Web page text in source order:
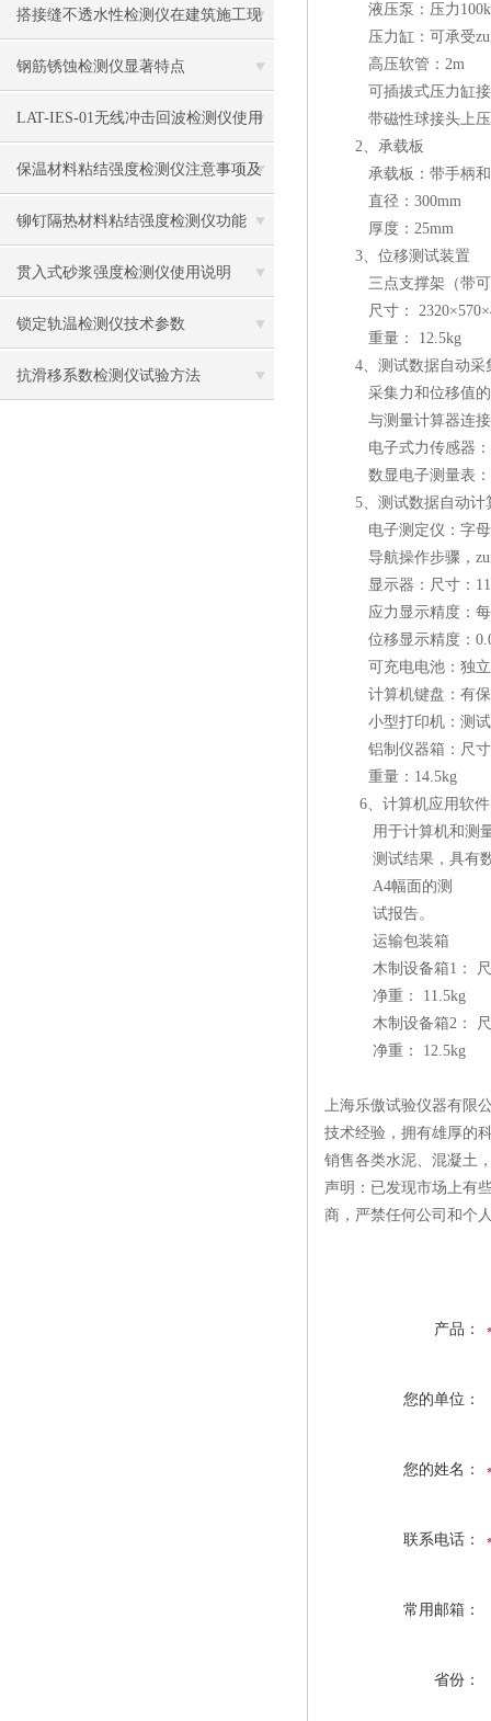
果的因素有哪些？
搭接缝不透水性检测仪在建筑施工现
场中的应用
钢筋锈蚀检测仪显著特点
LAT-IES-01无线冲击回波检测仪使用
操作方法
保温材料粘结强度检测仪注意事项及
保养
铆钉隔热材料粘结强度检测仪功能
贯入式砂浆强度检测仪使用说明
锁定轨温检测仪技术参数
抗滑移系数检测仪试验方法
液压泵：压力
压力缸：可承受zui
高压软管：2m
可插拔式压力缸接长
带磁性球接头上压
2、承载板
承载板：带手柄和
直径：300mm
厚度：25mm
3、位移测试装置
三点支撑架（带可伸
尺寸：
重量： 12.5kg
4、测试数据自动采
采集力和位移值的
与测量计算器连接,
电子式力传感器：
数显电子测量表： 量
5、测试数据自动计
电子测定仪：字母数
导航操作步骤，zui
显示器：尺寸：
应力显示精度：每
位移显示精度：
可充电电池：独立工
计算机键盘：有保
小型打印机：测试完
铝制仪器箱：尺寸：
重量：14.5kg
6、计算机应用软件
用于计算机和测量计
测试结果，具有数据
A4幅面的测
试报告。
运输包装箱
木制设备箱1： 尺寸
净重： 11.5kg
木制设备箱2： 尺寸
净重： 12.5kg
上海乐傲试验仪器有限
技术经验，拥有雄厚的
销售各类水泥、混凝土
声明：已发现市场上有
商，严禁任何公司和个
产品：
您的单位：
您的姓名：
联系电话：
常用邮箱：
省份：